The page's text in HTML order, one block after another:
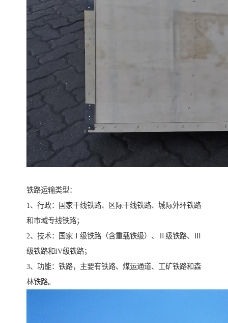
铁路运输类型：
1、行政：国家干线铁路、区际干线铁路、城际外环铁路
和市域专线铁路；
2、技术：国家Ⅰ级铁路（含重载铁级）、Ⅱ级铁路、Ⅲ
级铁路和IV级铁路；
3、功能：铁路，主要有铁路、煤运通道、工矿铁路和森
林铁路。